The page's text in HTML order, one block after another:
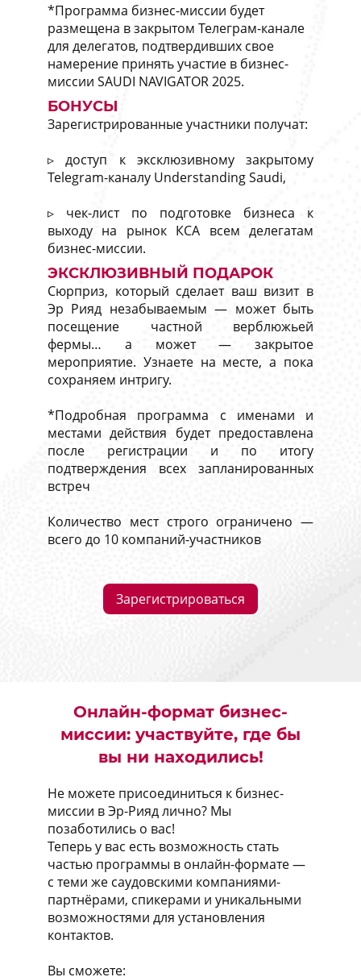
*Программа бизнес-миссии будет
размещена в закрытом Телеграм-канале
для делегатов, подтвердивших свое
намерение принять участие в бизнес-
миссии SAUDI NAVIGATOR 2025.
БОНУСЫ
Зарегистрированные участники получат:
▹ доступ к эксклюзивному закрытому
Telegram-каналу Understanding Saudi,
▹ чек-лист по подготовке бизнеса к
выходу на рынок КСА всем делегатам
бизнес-миссии.
ЭКСКЛЮЗИВНЫЙ ПОДАРОК
Сюрприз, который сделает ваш визит в
Эр Рияд незабываемым — может быть
посещение частной верблюжьей
фермы… а может — закрытое
мероприятие. Узнаете на месте, а пока
сохраняем интригу.
*Подробная программа с именами и
местами действия будет предоставлена
после регистрации и по итогу
подтверждения всех запланированных
встреч
Количество мест строго ограничено —
всего до 10 компаний-участников
Зарегистрироваться
Онлайн-формат бизнес-
миссии: участвуйте, где бы
вы ни находились!
Не можете присоединиться к бизнес-
миссии в Эр-Рияд лично? Мы
позаботились о вас!
Теперь у вас есть возможность стать
частью программы в онлайн-формате —
с теми же саудовскими компаниями-
партнёрами, спикерами и уникальными
возможностями для установления
контактов.
Вы сможете: